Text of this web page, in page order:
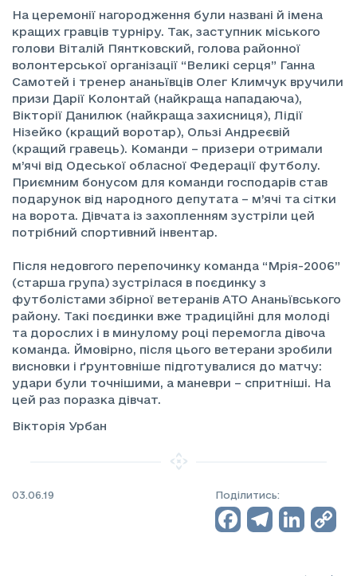
На церемонії нагородження були названі й імена
кращих гравців турніру. Так, заступник міського
голови Віталій Пянтковский, голова районної
волонтерської організації “Великі серця” Ганна
Самотей і тренер ананьївців Олег Климчук вручили
призи Дарії Колонтай (найкраща нападаюча),
Вікторії Данилюк (найкраща захисниця), Лідії
Нізейко (кращий воротар), Ользі Андреєвій
(кращий гравець). Команди – призери отримали
м’ячі від Одеської обласної Федерації футболу.
Приємним бонусом для команди господарів став
подарунок від народного депутата – м’ячі та сітки
на ворота. Дівчата із захопленням зустріли цей
потрібний спортивний інвентар.
Після недовгого перепочинку команда “Мрія-2006”
(старша група) зустрілася в поєдинку з
футболістами збірної ветеранів АТО Ананьївського
району. Такі поєдинки вже традиційні для молоді
та дорослих і в минулому році перемогла дівоча
команда. Ймовірно, після цього ветерани зробили
висновки і ґрунтовніше підготувалися до матчу:
удари були точнішими, а маневри – спритніші. На
цей раз поразка дівчат.
Вікторія Урбан
03.06.19 Поділитись: